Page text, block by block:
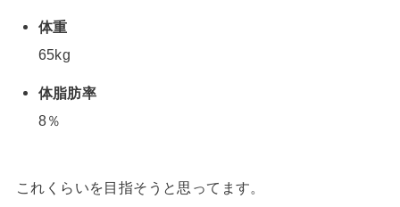
体重
65kg
体脂肪率
8％
これくらいを目指そうと思ってます。